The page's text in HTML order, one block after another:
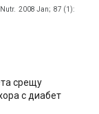
2008 Jan; 87 (1):
срещу
с диабет